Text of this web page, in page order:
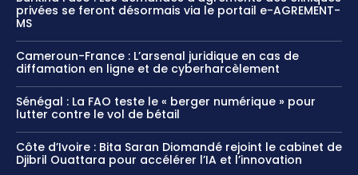
privées se feront désormais via le portail e-AGREMENT-
MS
Cameroun-France : L’arsenal juridique en cas de
diffamation en ligne et de cyberharcèlement
Sénégal : La FAO teste le « berger numérique » pour
lutter contre le vol de bétail
Côte d’Ivoire : Bita Saran Diomandé rejoint le cabinet de
Djibril Ouattara pour accélérer l’IA et l’innovation